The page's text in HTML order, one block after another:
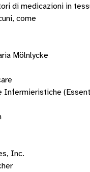
di medicazioni in
come
Mölnlycke
Infermieristiche
Inc.